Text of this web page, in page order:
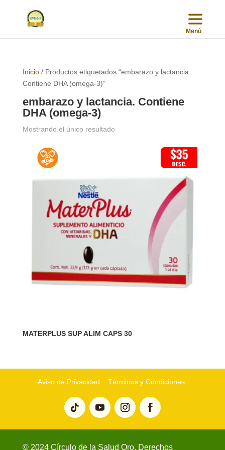
Inicio/ Productos etiquetados “embarazo y lactancia.
Contiene DHA (omega-3)”
embarazo y lactancia. Contiene
DHA (omega-3)
Mostrando el único resultado
MATERPLUS SUP ALIM CAPS 30
Aviso de Privacidad Términos y Condiciones
© 2024 Círculo de la Salud Oro. Derechos